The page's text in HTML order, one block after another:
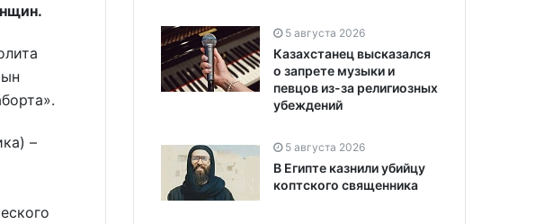
–
5 августа 2026
Казахстанец высказался
о запрете музыки и
певцов из-за религиозных
убеждений
5 августа 2026
В Египте казнили убийцу
коптского священника